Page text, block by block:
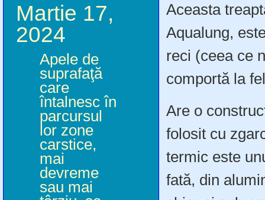
Martie 17,
2024
Apele de
suprafaţă
care
întalnesc în
parcursul
lor zone
carstice,
mai
devreme
sau mai
Aceasta
Aqualung,
reci (ceea ce
comportă la
Are o
folosit cu
termic este
fată, din